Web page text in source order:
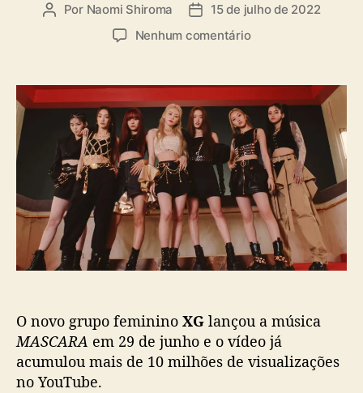
A
r
d
s
Por Naomi Shiroma
D
d
e
p
u
b
c
a
ç
ã
15 de julho de 2022
Nenhum comentárioe
M
A
S
C
A
R
A
’
d
o
X
l
c
a
O novo grupo feminino XG lançou a música
MASCARA em 29 de junho e o vídeo já
acumulou mais de 10 milhões de visualizações
no YouTube.